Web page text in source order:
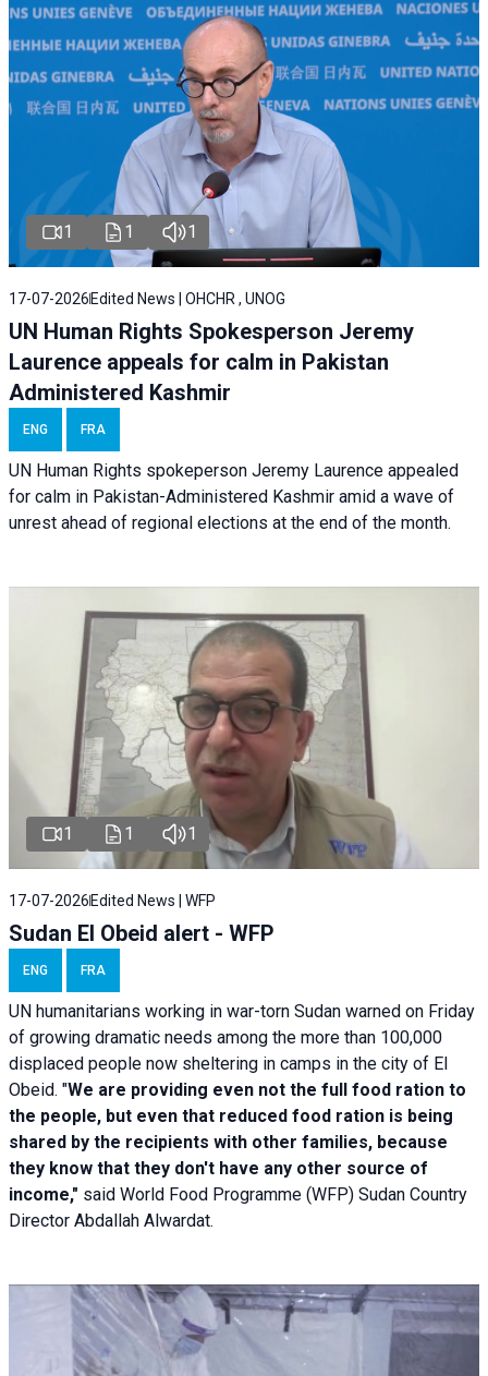
1 1 1
17-07-2026 Edited News | OHCHR , UNOG
UN Human Rights Spokesperson Jeremy
Laurence appeals for calm in Pakistan
Administered Kashmir
ENG FRA
UN Human Rights spokeperson Jeremy Laurence appealed
for calm in Pakistan-Administered Kashmir amid a wave of
unrest ahead of regional elections at the end of the month.
1 1 1
17-07-2026 Edited News | WFP
Sudan El Obeid alert - WFP
ENG FRA
UN humanitarians working in war-torn Sudan warned on Friday
of growing dramatic needs among the more than 100,000
displaced people now sheltering in camps in the city of El
Obeid. "We are providing even not the full food ration to
the people, but even that reduced food ration is being
shared by the recipients with other families, because
they know that they don't have any other source of
income," said World Food Programme (WFP) Sudan Country
Director Abdallah Alwardat.